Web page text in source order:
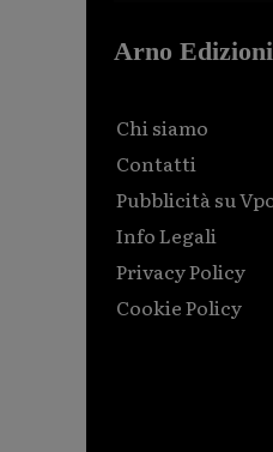
Arno
Chi siamo
Contatti
Pubblicità su
Info Legali
Privacy Policy
Cookie Policy